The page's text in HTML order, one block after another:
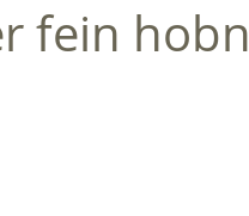
fein hobn